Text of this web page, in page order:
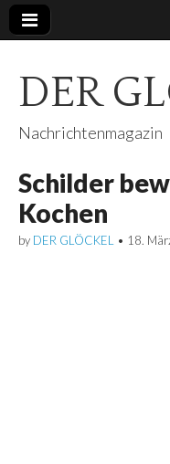
DER
Nachrichtenmagazin
Schilder
Kochen
by DER GLÖCKEL • 18.